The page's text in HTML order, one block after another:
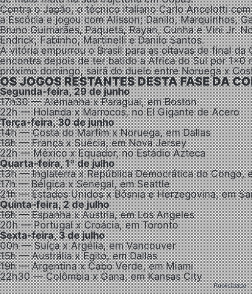
Contra o Japão, o técnico italiano Carlo Ancelotti
a Escócia e jogou com Alisson; Danilo, Marquinhos,
Bruno Guimarães, Paquetá; Rayan, Cunha e Vini Jr.
Endrick, Fabinho, Martinelli e Danilo Santos.
A vitória empurrou o Brasil para as oitavas de final
encontra depois de ter batido a África do Sul por 1×0
próximo domingo, sairá do duelo entre Noruega x
OS JOGOS RESTANTES DESTA FASE DA
Segunda-feira, 29 de junho
17h30 — Alemanha x Paraguai, em Boston
22h — Holanda x Marrocos, no El Gigante de Acero
Terça-feira, 30 de junho
14h — Costa do Marfim x Noruega, em Dallas
18h — França x Suécia, em Nova Jersey
22h — México x Equador, no Estádio Azteca
Quarta-feira, 1º de julho
13h — Inglaterra x República Democrática do Congo,
17h — Bélgica x Senegal, em Seattle
21h — Estados Unidos x Bósnia e Herzegovina, em
Quinta-feira, 2 de julho
16h — Espanha x Áustria, em Los Angeles
20h — Portugal x Croácia, em Toronto
Sexta-feira, 3 de julho
00h — Suíça x Argélia, em Vancouver
15h — Austrália x Egito, em Dallas
19h — Argentina x Cabo Verde, em Miami
22h30 — Colômbia x Gana, em Kansas City
Publicidade